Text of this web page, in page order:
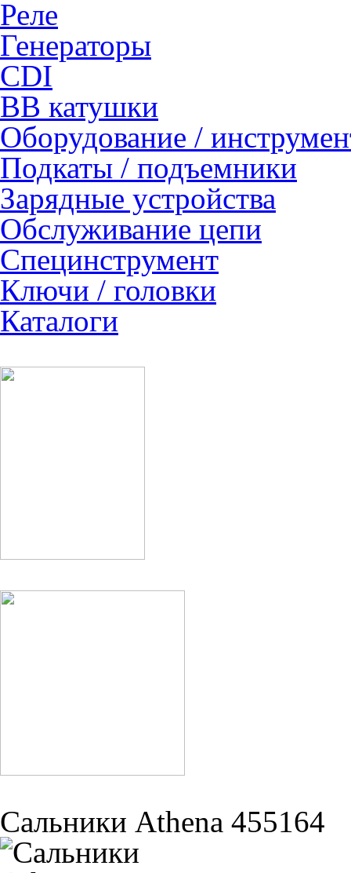
Реле
Генераторы
CDI
ВВ катушки
Оборудование /
Подкаты / подъемники
Зарядные устройства
Обслуживание цепи
Специнструмент
Ключи / головки
Каталоги
Сальники Athena 455164